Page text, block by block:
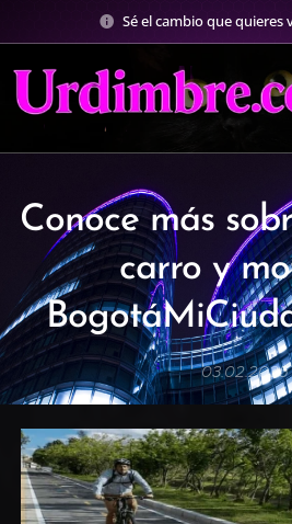
Sé el cambio que quieres
Conoce más
carro y
03.02.2025